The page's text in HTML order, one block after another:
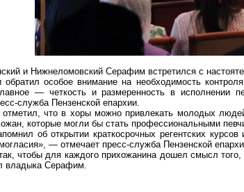
и Нижнеломовский Серафим встретился с
обратил особое внимание на необходимость
— четкость и размеренность в исполнении
служба Пензенской епархии.
что в хоры можно привлекать молодых
которые могли бы стать профессиональными
об открытии краткосрочных регентских
— отмечает пресс-служба Пензенской
чтобы для каждого прихожанина дошел смысл
владыка Серафим.